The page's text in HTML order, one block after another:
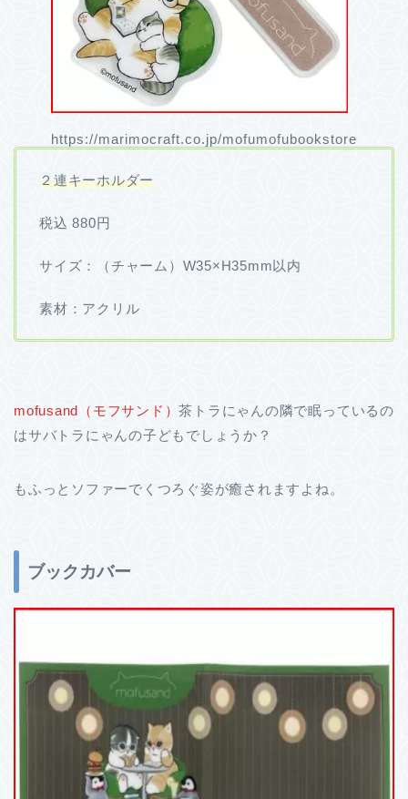
https://marimocraft.co.jp/mofumofubookstore
２連キーホルダー
税込 880円
サイズ：（チャーム）W35×H35mm以内
素材：アクリル
mofusand（モフサンド）茶トラにゃんの隣で眠っているの
はサバトラにゃんの子どもでしょうか？
もふっとソファーでくつろぐ姿が癒されますよね。
ブックカバー